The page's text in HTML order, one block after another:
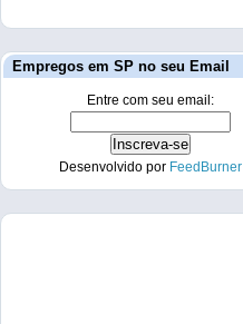
Empregos em SP no seu Email
Entre com seu email:
Desenvolvido por FeedBurner